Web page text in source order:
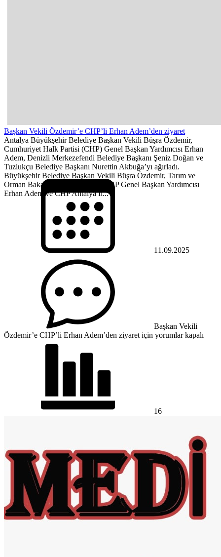
Başkan Vekili Özdemir’e CHP’li Erhan Adem’den ziyaret
Antalya Büyükşehir Belediye Başkan Vekili Büşra Özdemir,
Cumhuriyet Halk Partisi (CHP) Genel Başkan Yardımcısı Erhan
Adem, Denizli Merkezefendi Belediye Başkanı Şeniz Doğan ve
Tuzlukçu Belediye Başkanı Nurettin Akbuğa’yı ağırladı.
Büyükşehir Belediye Başkan Vekili Büşra Özdemir, Tarım ve
Orman Bakanlığından Sorumlu CHP Genel Başkan Yardımcısı
Erhan Adem ve CHP Antalya İl...
11.09.2025
Başkan Vekili
Özdemir’e CHP’li Erhan Adem’den ziyaret için yorumlar kapalı
16